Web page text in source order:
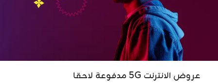
عروض الانترنت 5G مدفوعة لاحقا